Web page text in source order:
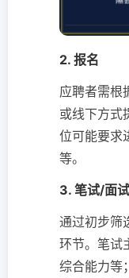
2. 报名
应聘者需根
或线下方式
位可能要求
等。
3. 笔试/面试
通过初步筛
环节。笔试
综合能力等